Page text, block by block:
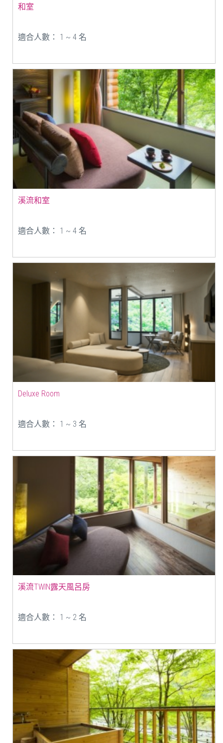
和室
適合人數： 1 ~ 4 名
溪流和室
適合人數： 1 ~ 4 名
Deluxe Room
適合人數： 1 ~ 3 名
溪流TWIN露天風呂房
適合人數： 1 ~ 2 名